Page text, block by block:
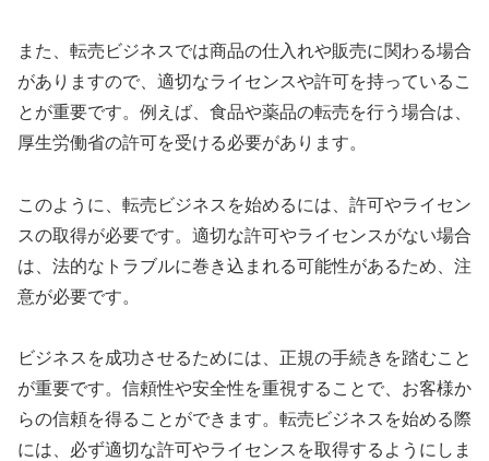
また、転売ビジネスでは商品の仕入れや販売に関わる場合
がありますので、適切なライセンスや許可を持っているこ
とが重要です。例えば、食品や薬品の転売を行う場合は、
厚生労働省の許可を受ける必要があります。
このように、転売ビジネスを始めるには、許可やライセン
スの取得が必要です。適切な許可やライセンスがない場合
は、法的なトラブルに巻き込まれる可能性があるため、注
意が必要です。
ビジネスを成功させるためには、正規の手続きを踏むこと
が重要です。信頼性や安全性を重視することで、お客様か
らの信頼を得ることができます。転売ビジネスを始める際
には、必ず適切な許可やライセンスを取得するようにしま